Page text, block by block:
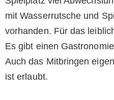
mit Wasserrutsche und
vorhanden. Für das
Es gibt einen
Auch das Mitbringen
ist erlaubt.